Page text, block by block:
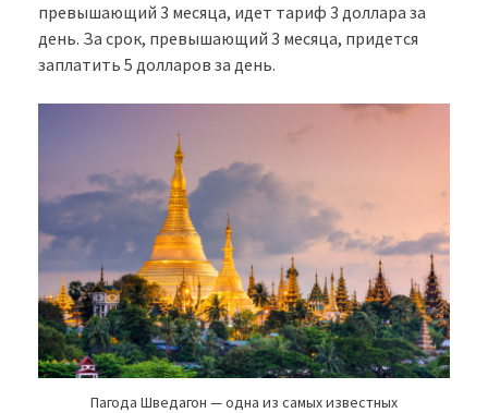
превышающий 3 месяца, идет тариф 3 доллара за
день. За срок, превышающий 3 месяца, придется
заплатить 5 долларов за день.
Пагода Шведагон — одна из самых известных